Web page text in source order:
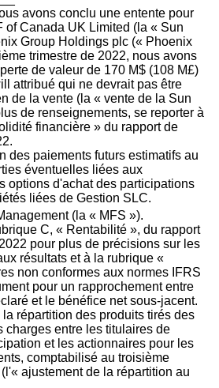
avons conclu une entente pour
of Canada UK Limited (la « Sun
Group Holdings plc (« Phoenix
trimestre de 2022, nous avons
de valeur de 170 M$ (108 M£)
attribué qui ne devrait pas être
de la vente (la « vente de la Sun
de renseignements, se reporter à
financière » du rapport de
des paiements futurs estimatifs au
éventuelles liées aux
options d'achat des participations
liées de Gestion SLC.
(la « MFS »).
C, « Rentabilité », du rapport
pour plus de précisions sur les
résultats et à la rubrique «
non conformes aux normes IFRS
pour un rapprochement entre
et le bénéfice net sous-jacent.
répartition des produits tirés des
charges entre les titulaires de
et les actionnaires pour les
comptabilisé au troisième
ajustement de la répartition au